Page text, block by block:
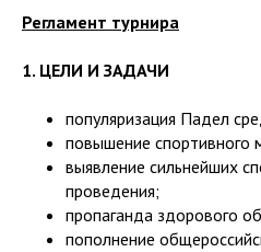
Регламент турнира
1. ЦЕЛИ И ЗАДАЧИ
популяризация Падел
повышение спортивного
выявление сильнейших
проведения;
пропаганда здорового
пополнение